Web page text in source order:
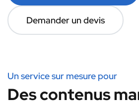
Demander un devis
Un service sur mesure pour
Des contenus